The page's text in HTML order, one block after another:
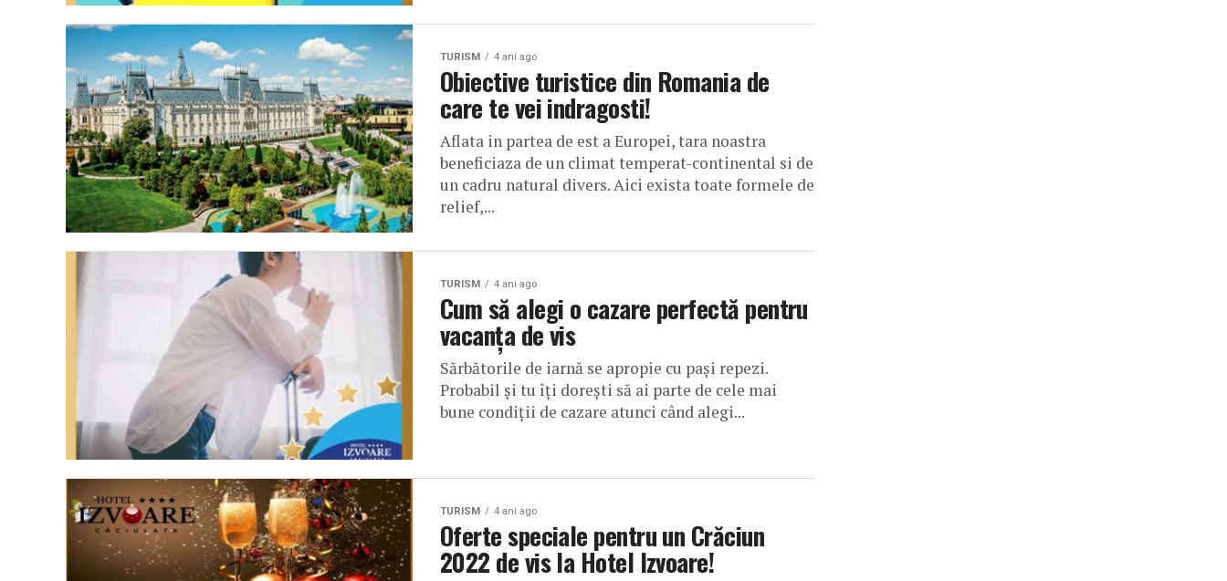
TURISM 4 ani ago
Obiective turistice din Romania de
care te vei indragosti!
Aflata in partea de est a Europei, tara noastra
beneficiaza de un climat temperat-continental si de
un cadru natural divers. Aici exista toate formele de
relief,...
TURISM 4 ani ago
Cum să alegi o cazare perfectă pentru
vacanța de vis
Sărbătorile de iarnă se apropie cu pași repezi.
Probabil și tu îți dorești să ai parte de cele mai
bune condiții de cazare atunci când alegi...
TURISM 4 ani ago
Oferte speciale pentru un Crăciun
2022 de vis la Hotel Izvoare!